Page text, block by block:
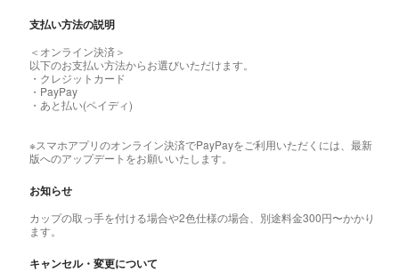
支払い方法の説明
＜オンライン決済＞
以下のお支払い方法からお選びいただけます。
・クレジットカード
・PayPay
・あと払い(ペイディ)
※スマホアプリのオンライン決済でPayPayをご利用いただくには、最新
版へのアップデートをお願いいたします。
お知らせ
カップの取っ手を付ける場合や2色仕様の場合、別途料金300円〜かかり
ます。
キャンセル・変更について